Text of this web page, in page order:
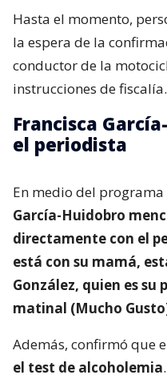
Hasta el momento,
la espera de la
conductor de la
instrucciones de fiscalía.
Francisca
el periodista
En medio del programa
García-Huidobro
directamente con el
está con su mamá,
González, quien es
matinal (Mucho
Además, confirmó que
el test de alcoholemia.